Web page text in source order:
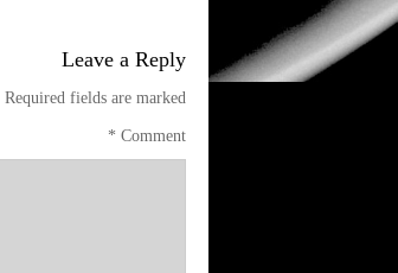
Leave a Reply
Required fields are marked
Comment
*